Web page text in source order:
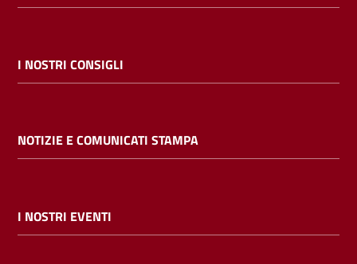
bibliotecario
I NOSTRI CONSIGLI
NOTIZIE E COMUNICATI STAMPA
I NOSTRI EVENTI